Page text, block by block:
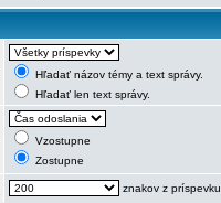
Hľadať názov témy a text správy.
Hľadať len text správy.
Vzostupne
Zostupne
znakov z príspevku.